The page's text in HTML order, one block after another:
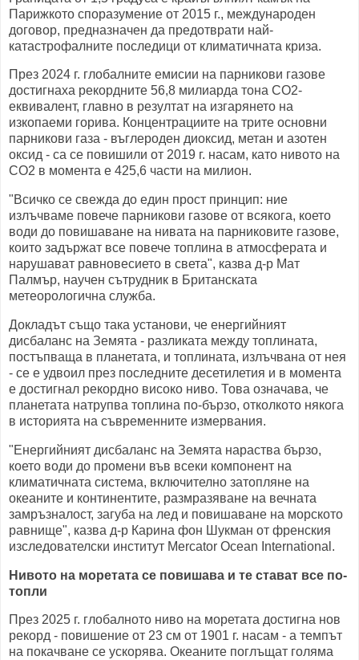
Парижкото споразумение от 2015 г., международен
договор, предназначен да предотврати най-
катастрофалните последици от климатичната криза.
През 2024 г. глобалните емисии на парникови газове
достигнаха рекордните 56,8 милиарда тона CO2-
еквивалент, главно в резултат на изгарянето на
изкопаеми горива. Концентрациите на трите основни
парникови газа - въглероден диоксид, метан и азотен
оксид - са се повишили от 2019 г. насам, като нивото на
CO2 в момента е 425,6 части на милион.
"Всичко се свежда до един прост принцип: ние
излъчваме повече парникови газове от всякога, което
води до повишаване на нивата на парниковите газове,
които задържат все повече топлина в атмосферата и
нарушават равновесието в света", казва д-р Мат
Палмър, научен сътрудник в Британската
метеорологична служба.
Докладът също така установи, че енергийният
дисбаланс на Земята - разликата между топлината,
постъпваща в планетата, и топлината, излъчвана от нея
- се е удвоил през последните десетилетия и в момента
е достигнал рекордно високо ниво. Това означава, че
планетата натрупва топлина по-бързо, отколкото някога
в историята на съвременните измервания.
"Енергийният дисбаланс на Земята нараства бързо,
което води до промени във всеки компонент на
климатичната система, включително затопляне на
океаните и континентите, размразяване на вечната
замръзналост, загуба на лед и повишаване на морското
равнище", казва д-р Карина фон Шукман от френския
изследователски институт Mercator Ocean International.
Нивото на моретата се повишава и те стават все по-
топли
През 2025 г. глобалното ниво на моретата достигна нов
рекорд - повишение от 23 см от 1901 г. насам - а темпът
на покачване се ускорява. Океаните поглъщат голяма